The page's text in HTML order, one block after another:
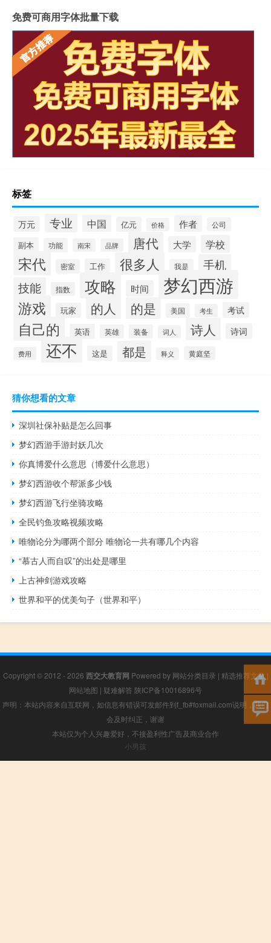
免费可商用字体批量下载
标签
万元 专业 中国 亿元 价格 作者 公司
副本 功能 南宋 品牌 唐代 大学 学校
宋代 密室 工作 很多人 我是
手机
技能
指数 攻略 时间 梦幻西游
游戏 玩家 的人 的是 美国 考生 考试
自己的 英语 英雄 装备 词人 诗人 诗词
费用 还不 这是 都是 释义 黄庭坚
猜你想看的文章
深圳社保补贴是怎么回事
梦幻西游手游封妖几次
你真博爱什么意思（博爱什么意思）
梦幻西游收个帮派多少钱
梦幻西游飞行坐骑攻略
全民钓鱼攻略视频攻略
唯物论分为哪两个部分 唯物论一共有哪几个内容
“慕古人而自叹”的出处是哪里
上古神剑游戏攻略
世界和平的优美句子（世界和平）
Copyright © 2012 - 2026 西交大教育网 Powered by 网站分类目录 | 精选推荐文章|
网站地图 | 疑难解答 陕ICP备10016896号
声明：本站内容来自互联网，如信息有错误可发邮件到f_fb#foxmail.com说明，我们
会及时纠正，谢谢
本站仅为个人兴趣爱好，不接盈利性广告及商业合作
小男孩